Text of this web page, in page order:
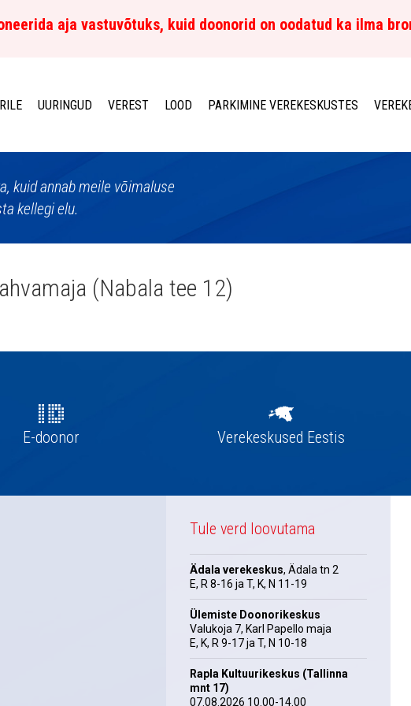
aja vastuvõtuks, kuid doonorid on oodatud ka ilma
UURINGUD VEREST LOOD PARKIMINE VEREKESKUSTES
kuid annab meile võimaluse
kellegi elu.
(Nabala tee 12)
E-doonor Verekeskused Eestis
Tule verd loovutama
Ädala verekeskus, Ädala tn 2
E, R 8-16 ja T, K, N 11-19
Ülemiste Doonorikeskus
Valukoja 7, Karl Papello maja
E, K, R 9-17 ja T, N 10-18
Rapla Kultuurikeskus (Tallinna
mnt 17)
07.08.2026 10.00-14.00